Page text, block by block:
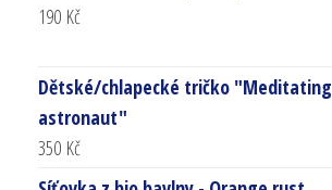
190 Kč
Dětské/chlapecké tričko "Meditating
astronaut"
350 Kč